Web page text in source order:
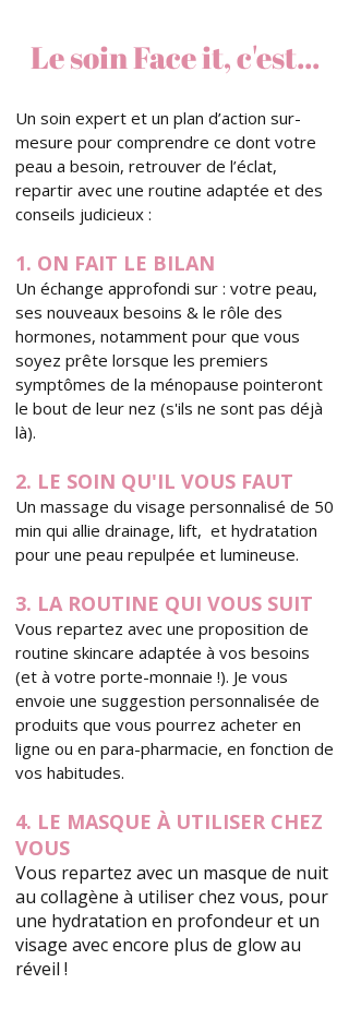
Le soin Face it, c'est...
Un soin expert et un plan d’action sur-
mesure pour comprendre ce dont votre
peau a besoin, retrouver de l’éclat,
repartir avec une routine adaptée et des
conseils judicieux :
1. ON FAIT LE BILAN
Un échange approfondi sur : votre peau,
ses nouveaux besoins & le rôle des
hormones, notamment pour que vous
soyez prête lorsque les premiers
symptômes de la ménopause pointeront
le bout de leur nez (s'ils ne sont pas déjà
là).
2. LE SOIN QU'IL VOUS FAUT
Un massage du visage personnalisé de 50
min qui allie drainage, lift, et hydratation
pour une peau repulpée et lumineuse.
3. LA ROUTINE QUI VOUS SUIT
Vous repartez avec une proposition de
routine skincare adaptée à vos besoins
(et à votre porte-monnaie !). Je vous
envoie une suggestion personnalisée de
produits que vous pourrez acheter en
ligne ou en para-pharmacie, en fonction de
vos habitudes.
4. LE MASQUE À UTILISER CHEZ
VOUS
Vous repartez avec un masque de nuit
au collagène à utiliser chez vous, pour
une hydratation en profondeur et un
visage avec encore plus de glow au
réveil !